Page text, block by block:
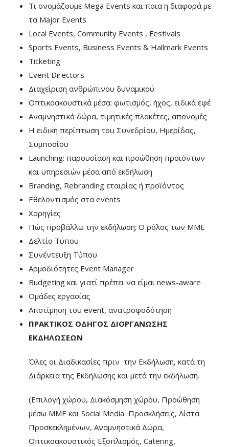
Τι ονομάζουμε Μega Events και ποια η διαφορά με
τα Major Events
Local Events, Community Events , Festivals
Sports Events, Business Events & Hallmark Events
Ticketing
Event Directors
Διαχείριση ανθρώπινου δυναμικού
Οπτικοακουστικά μέσα: φωτισμός, ήχος, ειδικά εφέ
Αναμνηστικά δώρα, τιμητικές πλακέτες, απονομές
Η ειδική περίπτωση του Συνεδρίου, Ημερίδας,
Συμποσίου
Launching: παρουσίαση και προώθηση προϊόντων
και υπηρεσιών μέσα από εκδήλωση
Branding, Rebranding εταιρίας ή προϊόντος
Eθελοντισμός στα events
Xoρηγίες
Πώς προβάλλω την εκδήλωση; Ο ρόλος των ΜΜΕ
Δελτίο Τύπου
Συνέντευξη Τύπου
Αρμοδιότητες Event Manager
Budgeting και γιατί πρέπει να είμαι news-aware
Ομάδες εργασίας
Αποτίμηση του event, ανατροφοδότηση
ΠΡΑΚΤΙΚΟΣ ΟΔΗΓΟΣ ΔΙΟΡΓΑΝΩΣΗΣ
ΕΚΔΗΛΩΣΕΩΝ
Όλες οι Διαδικασίες πριν την Εκδήλωση, κατά τη
Διάρκεια της Εκδήλωσης και μετά την εκδήλωση.
(Επιλογή χώρου, Διακόσμηση χώρου, Προώθηση
μέσω ΜΜΕ και Social Media Προσκλήσεις, Λίστα
Προσκεκλημένων, Αναμνηστικά Δώρα,
Οπτικοακουστικός Εξοπλισμός, Catering,